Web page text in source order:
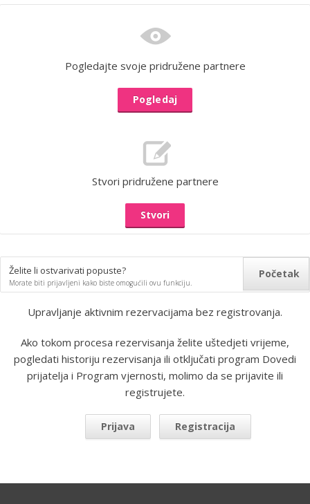
Pogledajte svoje pridružene partnere
Pogledaj
Stvori pridružene partnere
Stvori
Početak
Želite li ostvarivati popuste​​?
Morate biti prijavljeni kako biste omogućili ovu funkciju.
Upravljanje aktivnim rezervacijama bez registrovanja.
Ako tokom procesa rezervisanja želite uštedjeti vrijeme,
pogledati historiju rezervisanja ili otključati program Dovedi
prijatelja i Program vjernosti, molimo da se prijavite ili
registrujete.
Prijava Registracija